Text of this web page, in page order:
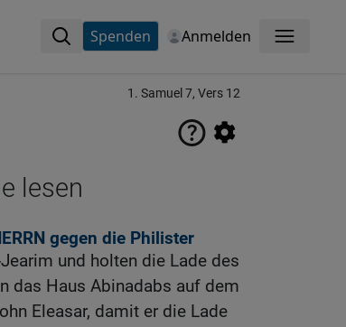
Spenden Anmelden Menü
1. Samuel 7, Vers 12
lesen
gegen die Philister
und holten die Lade des
das Haus Abinadabs auf dem
Eleasar, damit er die Lade